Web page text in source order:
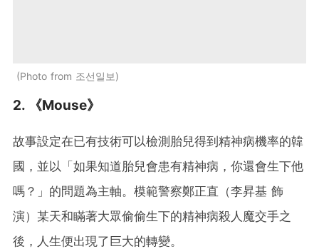
Photo from 조선일보
2. 《Mouse》
故事設定在已有技術可以檢測胎兒得到精神病機率的韓
國，並以「如果知道胎兒會患有精神病，你還會生下他
嗎？」的問題為主軸。模範警察鄭正直（李昇基 飾
演）某天和瞞著大眾偷偷生下的精神病殺人魔交手之
後，人生便出現了巨大的轉變。